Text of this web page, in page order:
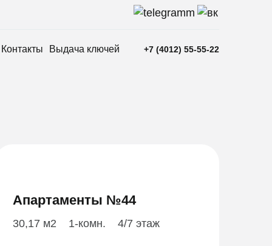
Контакты Выдача ключей +7 (4012) 55-55-22
Апартаменты №44
30,17 м2 1-комн. 4/7 этаж